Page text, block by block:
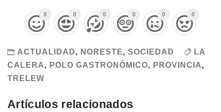
0 0 0 0 0 0
ACTUALIDAD, NORESTE, SOCIEDAD
LA
CALERA, POLO GASTRONÓMICO, PROVINCIA,
TRELEW
Artículos relacionados